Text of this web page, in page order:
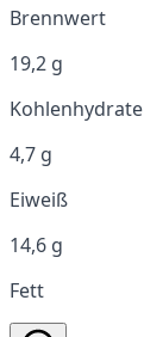
Brennwert
19,2 g
Kohlenhydrate
4,7 g
Eiweiß
14,6 g
Fett